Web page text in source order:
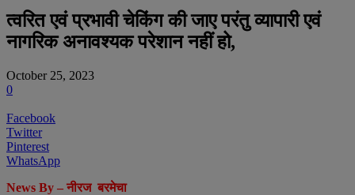
त्वरित एवं प्रभावी चेकिंग की जाए परंतु व्यापारी एवं
नागरिक अनावश्यक परेशान नहीं हो,
October 25, 2023
0
Facebook
Twitter
Pinterest
WhatsApp
News By – नीरज बरमेचा